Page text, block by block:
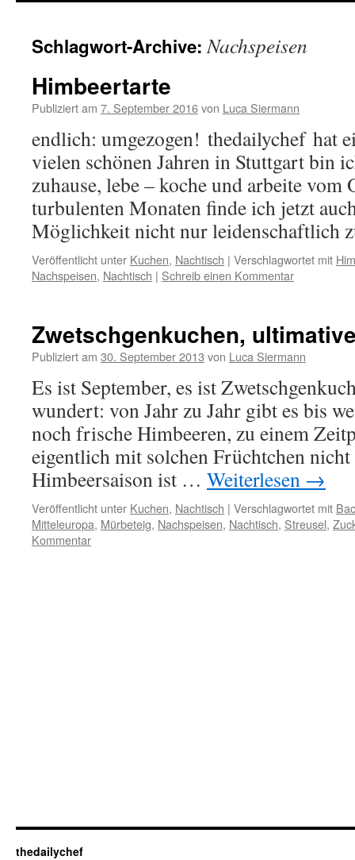
Schlagwort-Archive:Nachspeisen
Himbeertarte
Publiziert am 7. September 2016von Luca Siermann
endlich: umgezogen! thedailychef hat
vielen schönen Jahren in Stuttgart bin
zuhause, lebe – koche und arbeite vom
turbulenten Monaten finde ich jetzt
Möglichkeit nicht nur
Veröffentlicht unter Kuchen, Nachtisch | Verschlagwortet mit
Nachspeisen, Nachtisch | Schreib einen Kommentar
Zwetschgenkuchen,
Publiziert am 30. September 2013 von Luca Siermann
Es ist September, es ist
wundert: von Jahr zu Jahr gibt es bis
noch frische Himbeeren, zu einem
eigentlich mit solchen Früchtchen
Himbeersaison ist … Weiterlesen →
Veröffentlicht unter Kuchen, Nachtisch | Verschlagwortet mit
Mitteleuropa, Mürbeteig, Nachspeisen, Nachtisch, Streusel,
Kommentar
thedailychef